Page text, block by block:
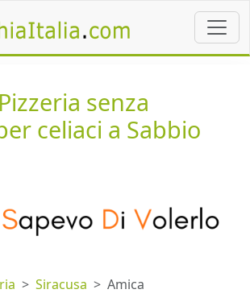
senza
celiaci a Sabbio
Siracusa
Amica